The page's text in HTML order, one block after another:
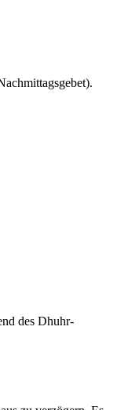
des Dhuhr-